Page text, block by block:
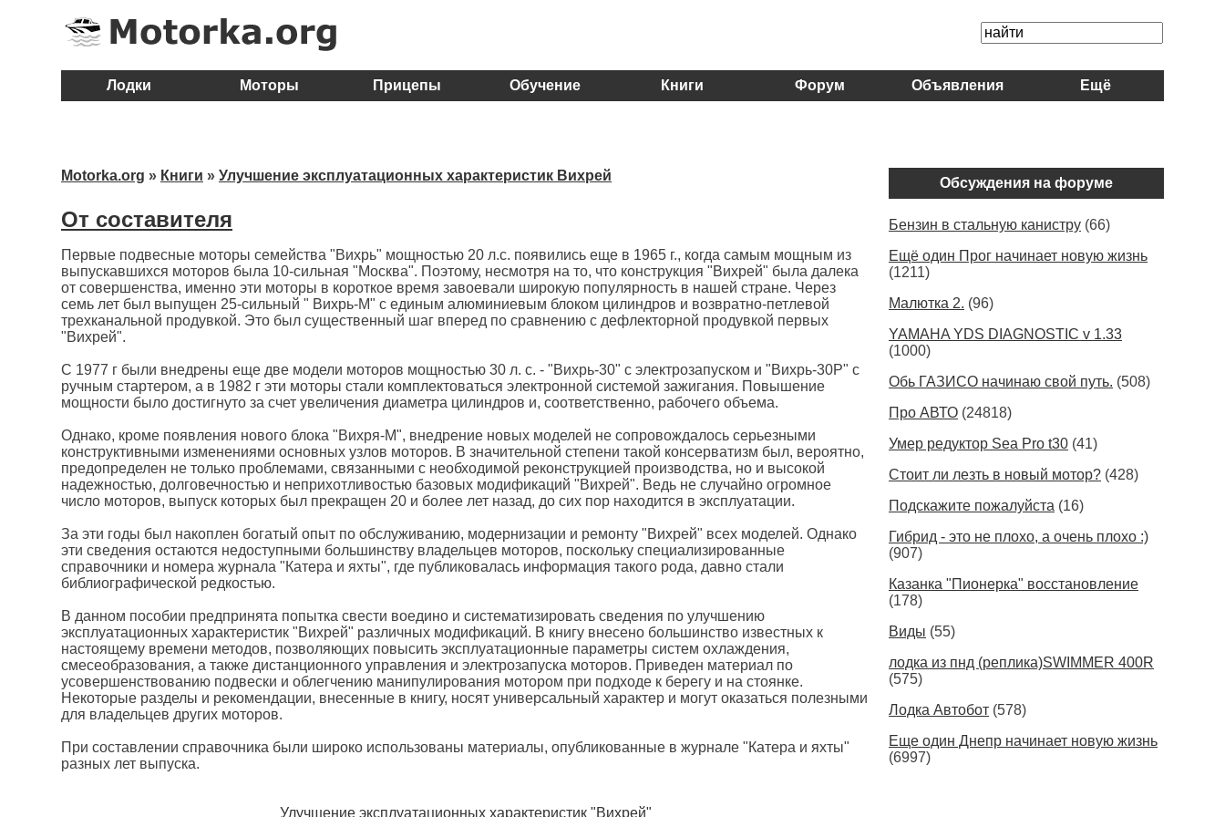
Лодки Моторы Прицепы Обучение Книги Форум Объявления Ещё
Motorka.org » Книги » Улучшение эксплуатационных характеристик Вихрей
От составителя
Первые подвесные моторы семейства "Вихрь" мощностью 20 л.с. появились еще в 1965 г., когда самым мощным из
выпускавшихся моторов была 10-сильная "Москва". Поэтому, несмотря на то, что конструкция "Вихрей" была далека
от совершенства, именно эти моторы в короткое время завоевали широкую популярность в нашей стране. Через
семь лет был выпущен 25-сильный " Вихрь-М" с единым алюминиевым блоком цилиндров и возвратно-петлевой
трехканальной продувкой. Это был существенный шаг вперед по сравнению с дефлекторной продувкой первых
"Вихрей".
С 1977 г были внедрены еще две модели моторов мощностью 30 л. с. - "Вихрь-30" с электрозапуском и "Вихрь-30Р" с
ручным стартером, а в 1982 г эти моторы стали комплектоваться электронной системой зажигания. Повышение
мощности было достигнуто за счет увеличения диаметра цилиндров и, соответственно, рабочего объема.
Однако, кроме появления нового блока "Вихря-М", внедрение новых моделей не сопровождалось серьезными
конструктивными изменениями основных узлов моторов. В значительной степени такой консерватизм был, вероятно,
предопределен не только проблемами, связанными с необходимой реконструкцией производства, но и высокой
надежностью, долговечностью и неприхотливостью базовых модификаций "Вихрей". Ведь не случайно огромное
число моторов, выпуск которых был прекращен 20 и более лет назад, до сих пор находится в эксплуатации.
За эти годы был накоплен богатый опыт по обслуживанию, модернизации и ремонту "Вихрей" всех моделей. Однако
эти сведения остаются недоступными большинству владельцев моторов, поскольку специализированные
справочники и номера журнала "Катера и яхты", где публиковалась информация такого рода, давно стали
библиографической редкостью.
В данном пособии предпринята попытка свести воедино и систематизировать сведения по улучшению
эксплуатационных характеристик "Вихрей" различных модификаций. В книгу внесено большинство известных к
настоящему времени методов, позволяющих повысить эксплуатационные параметры систем охлаждения,
смесеобразования, а также дистанционного управления и электрозапуска моторов. Приведен материал по
усовершенствованию подвески и облегчению манипулирования мотором при подходе к берегу и на стоянке.
Некоторые разделы и рекомендации, внесенные в книгу, носят универсальный характер и могут оказаться полезными
для владельцев других моторов.
При составлении справочника были широко использованы материалы, опубликованные в журнале "Катера и яхты"
разных лет выпуска.
Улучшение эксплуатационных характеристик "Вихрей"
Обсуждения на форуме
Бензин в стальную канистру (66)
Ещё один Прог начинает новую жизнь
(1211)
Малютка 2. (96)
YAMAHA YDS DIAGNOSTIC v 1.33
(1000)
Обь ГАЗИСО начинаю свой путь. (508)
Про АВТО (24818)
Умер редуктор Sea Pro t30 (41)
Стоит ли лезть в новый мотор? (428)
Подскажите пожалуйста (16)
Гибрид - это не плохо, а очень плохо :)
(907)
Казанка "Пионерка" восстановление
(178)
Виды (55)
лодка из пнд (реплика)SWIMMER 400R
(575)
Лодка Автобот (578)
Еще один Днепр начинает новую жизнь
(6997)